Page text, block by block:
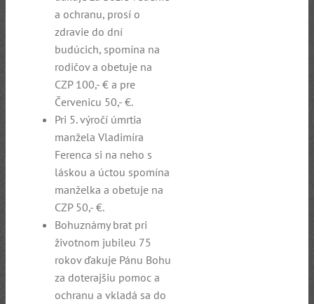
a ochranu, prosí o
zdravie do dní
budúcich, spomína na
rodičov a obetuje na
CZP 100,- € a pre
Červenicu 50,- €.
Pri 5. výročí úmrtia
manžela Vladimíra
Ferenca si na neho s
láskou a úctou spomína
manželka a obetuje na
CZP 50,- €.
Bohuznámy brat pri
životnom jubileu 75
rokov ďakuje Pánu Bohu
za doterajšiu pomoc a
ochranu a vkladá sa do